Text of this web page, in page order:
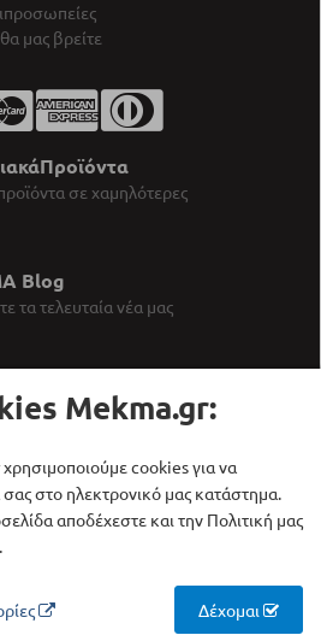
μας βρείτε
σε χαμηλότερες
Blog
τα τελευταία νέα μας
ΜΕΚΜΑ Α.Ε.
Γρηγορίου Λαμπράκη 21,
Λυκόβρυση Τ.Κ. 14123
Mekma.gr:
cookies για να
στο ηλεκτρονικό μας κατάστημα.
αποδέχεστε και την Πολιτική μας
Δέχομαι